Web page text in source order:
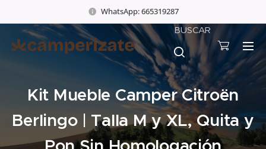
WhatsApp: 665319287
BUSCAR
Kit Mueble Camper Citroën
Berlingo | Talla M y XL, Quita y